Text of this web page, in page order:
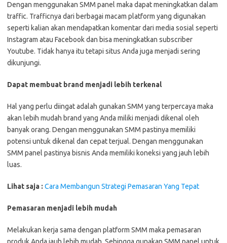
Dengan menggunakan SMM panel maka dapat meningkatkan dalam
traffic. Trafficnya dari berbagai macam platform yang digunakan
seperti kalian akan mendapatkan komentar dari media sosial seperti
Instagram atau Facebook dan bisa meningkatkan subscriber
Youtube. Tidak hanya itu tetapi situs Anda juga menjadi sering
dikunjungi.
Dapat membuat brand menjadi lebih terkenal
Hal yang perlu diingat adalah gunakan SMM yang terpercaya maka
akan lebih mudah brand yang Anda miliki menjadi dikenal oleh
banyak orang. Dengan menggunakan SMM pastinya memiliki
potensi untuk dikenal dan cepat terjual. Dengan menggunakan
SMM panel pastinya bisnis Anda memiliki koneksi yang jauh lebih
luas.
Lihat saja : Cara Membangun Strategi Pemasaran Yang Tepat
Pemasaran menjadi lebih mudah
Melakukan kerja sama dengan platform SMM maka pemasaran